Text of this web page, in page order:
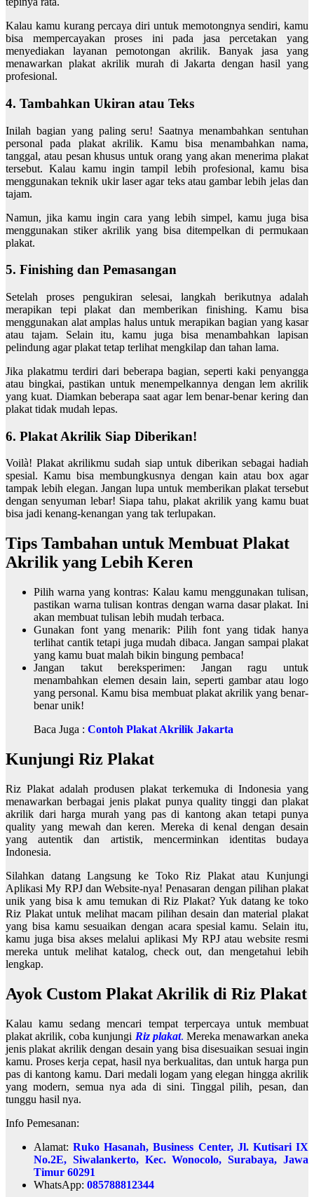
Kalau kamu kurang percaya diri untuk memotongnya sendiri, kamu
bisa mempercayakan proses ini pada jasa percetakan yang
menyediakan layanan pemotongan akrilik. Banyak jasa yang
menawarkan plakat akrilik murah di Jakarta dengan hasil yang
profesional.
4. Tambahkan Ukiran atau Teks
Inilah bagian yang paling seru! Saatnya menambahkan sentuhan
personal pada plakat akrilik. Kamu bisa menambahkan nama,
tanggal, atau pesan khusus untuk orang yang akan menerima plakat
tersebut. Kalau kamu ingin tampil lebih profesional, kamu bisa
menggunakan teknik ukir laser agar teks atau gambar lebih jelas dan
tajam.
Namun, jika kamu ingin cara yang lebih simpel, kamu juga bisa
menggunakan stiker akrilik yang bisa ditempelkan di permukaan
plakat.
5. Finishing dan Pemasangan
Setelah proses pengukiran selesai, langkah berikutnya adalah
merapikan tepi plakat dan memberikan finishing. Kamu bisa
menggunakan alat amplas halus untuk merapikan bagian yang kasar
atau tajam. Selain itu, kamu juga bisa menambahkan lapisan
pelindung agar plakat tetap terlihat mengkilap dan tahan lama.
Jika plakatmu terdiri dari beberapa bagian, seperti kaki penyangga
atau bingkai, pastikan untuk menempelkannya dengan lem akrilik
yang kuat. Diamkan beberapa saat agar lem benar-benar kering dan
plakat tidak mudah lepas.
6. Plakat Akrilik Siap Diberikan!
Voilà! Plakat akrilikmu sudah siap untuk diberikan sebagai hadiah
spesial. Kamu bisa membungkusnya dengan kain atau box agar
tampak lebih elegan. Jangan lupa untuk memberikan plakat tersebut
dengan senyuman lebar! Siapa tahu, plakat akrilik yang kamu buat
bisa jadi kenang-kenangan yang tak terlupakan.
Tips Tambahan untuk Membuat Plakat
Akrilik yang Lebih Keren
Pilih warna yang kontras: Kalau kamu menggunakan tulisan,
pastikan warna tulisan kontras dengan warna dasar plakat. Ini
akan membuat tulisan lebih mudah terbaca.
Gunakan font yang menarik: Pilih font yang tidak hanya
terlihat cantik tetapi juga mudah dibaca. Jangan sampai plakat
yang kamu buat malah bikin bingung pembaca!
Jangan takut bereksperimen: Jangan ragu untuk
menambahkan elemen desain lain, seperti gambar atau logo
yang personal. Kamu bisa membuat plakat akrilik yang benar-
benar unik!
Baca Juga : Contoh Plakat Akrilik Jakarta
Kunjungi Riz Plakat
Riz Plakat adalah produsen plakat terkemuka di Indonesia yang
menawarkan berbagai jenis plakat punya quality tinggi dan plakat
akrilik dari harga murah yang pas di kantong akan tetapi punya
quality yang mewah dan keren. Mereka di kenal dengan desain
yang autentik dan artistik, mencerminkan identitas budaya
Indonesia.
Silahkan datang Langsung ke Toko Riz Plakat atau Kunjungi
Aplikasi My RPJ dan Website-nya! Penasaran dengan pilihan plakat
unik yang bisa k amu temukan di Riz Plakat? Yuk datang ke toko
Riz Plakat untuk melihat macam pilihan desain dan material plakat
yang bisa kamu sesuaikan dengan acara spesial kamu. Selain itu,
kamu juga bisa akses melalui aplikasi My RPJ atau website resmi
mereka untuk melihat katalog, check out, dan mengetahui lebih
lengkap.
Ayok Custom Plakat Akrilik di Riz Plakat
Kalau kamu sedang mencari tempat terpercaya untuk membuat
plakat akrilik, coba kunjungi Riz plakat. Mereka menawarkan aneka
jenis plakat akrilik dengan desain yang bisa disesuaikan sesuai ingin
kamu. Proses kerja cepat, hasil nya berkualitas, dan untuk harga pun
pas di kantong kamu. Dari medali logam yang elegan hingga akrilik
yang modern, semua nya ada di sini. Tinggal pilih, pesan, dan
tunggu hasil nya.
Info Pemesanan:
Alamat:Ruko Hasanah, Business Center, Jl. Kutisari IX
No.2E, Siwalankerto, Kec. Wonocolo, Surabaya, Jawa
Timur 60291
WhatsApp: 085788812344